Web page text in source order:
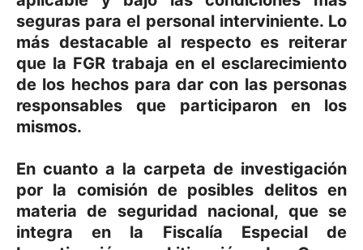
seguras para el personal interviniente. Lo
más destacable al respecto es reiterar
que la FGR trabaja en el esclarecimiento
de los hechos para dar con las personas
responsables que participaron en los
mismos.
En cuanto a la carpeta de investigación
por la comisión de posibles delitos en
materia de seguridad nacional, que se
integra en la Fiscalía Especial de